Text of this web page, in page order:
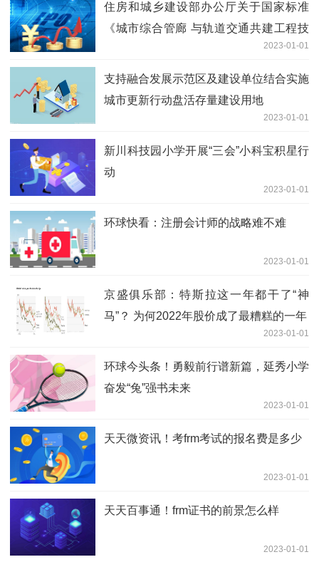
住房和城乡建设部办公厅关于国家标准
《城市综合管廊 与轨道交通共建工程技
术标准（征求意见稿）》 公开征求意见
的通知
2023-01-01
支持融合发展示范区及建设单位结合实施
城市更新行动盘活存量建设用地
2023-01-01
新川科技园小学开展“三会”小科宝积星行
动
2023-01-01
环球快看：注册会计师的战略难不难
2023-01-01
京盛俱乐部：特斯拉这一年都干了“神
马”？ 为何2022年股价成了最糟糕的一年
2023-01-01
环球今头条！勇毅前行谱新篇，延秀小学
奋发“兔”强书未来
2023-01-01
天天微资讯！考frm考试的报名费是多少
2023-01-01
天天百事通！frm证书的前景怎么样
2023-01-01